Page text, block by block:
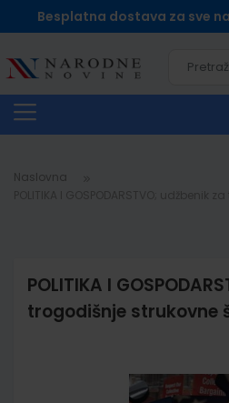
Besplatna dostava za sve
Naslovna
POLITIKA I
trogodišnje strukovne